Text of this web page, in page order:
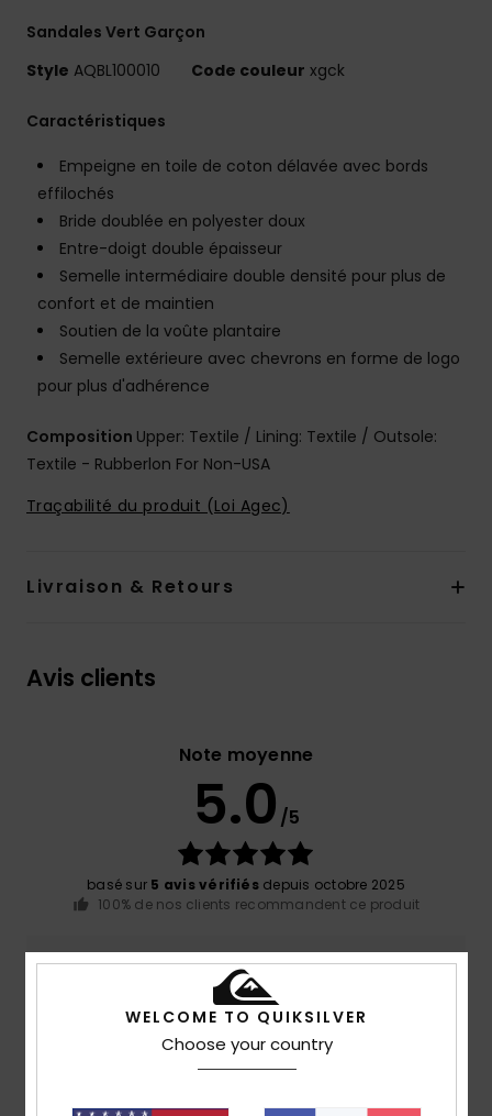
Sandales Vert Garçon
Style AQBL100010 Code couleur xgck
Caractéristiques
Empeigne en toile de coton délavée avec bords
effilochés
Bride doublée en polyester doux
Entre-doigt double épaisseur
Semelle intermédiaire double densité pour plus de
confort et de maintien
Soutien de la voûte plantaire
Semelle extérieure avec chevrons en forme de logo
pour plus d'adhérence
Composition Upper: Textile / Lining: Textile / Outsole:
Textile - Rubberlon For Non-USA
Traçabilité du produit (Loi Agec)
Livraison & Retours
Avis clients
Note moyenne
5.0 /5
basé sur 5 avis vérifiésdepuis octobre 2025
100% de nos clients recommandent ce produit
Confort
Rapport qualité / prix
Taille
Matière
WELCOME TO QUIKSILVER
Choose your country